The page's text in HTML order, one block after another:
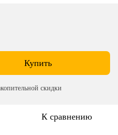
Купить
скидки
К сравнению